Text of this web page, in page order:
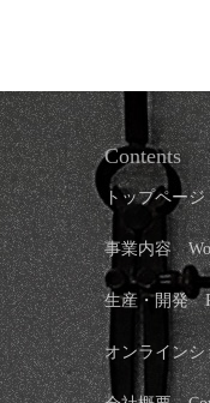
Contents
トップペー
事業内容
生産・開発
オンライン